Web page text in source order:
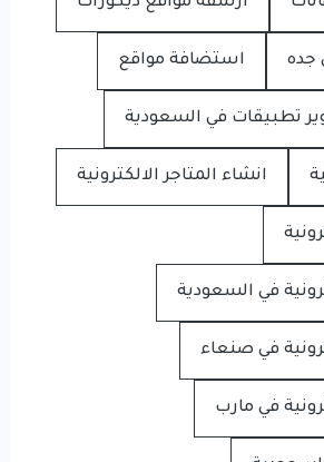
جده استضافة مواقع
تطبيقات في السعودية
انشاء المتاجر الالكترونية
في السعودية
في صنعاء
في مارب